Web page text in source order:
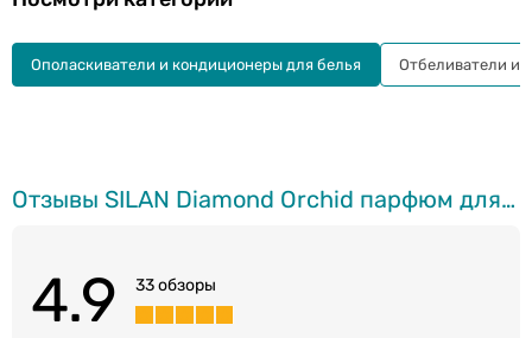
Отзывы SILAN Diamond Orchid парфюм для белья, 540мл
4.9 33 обзоры
Ополаскиватели и кондиционеры для белья Отбеливатели и